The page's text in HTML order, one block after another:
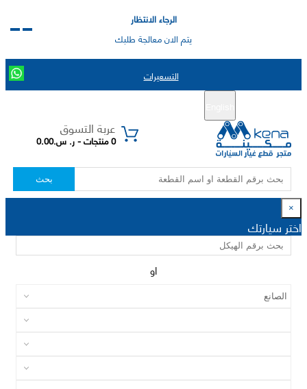
الرجاء الانتظار
يتم الان معالجة طلبك
التسعيرات
عربة التسوق
0 منتجات - ر. س.0.00
بحث
×
اختر سيارتك
او